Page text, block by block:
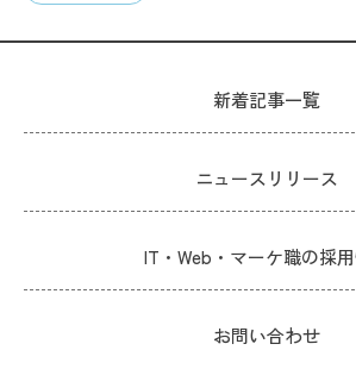
新着記事一覧
ニュースリリース
IT・Web・マーケ職の採
お問い合わせ